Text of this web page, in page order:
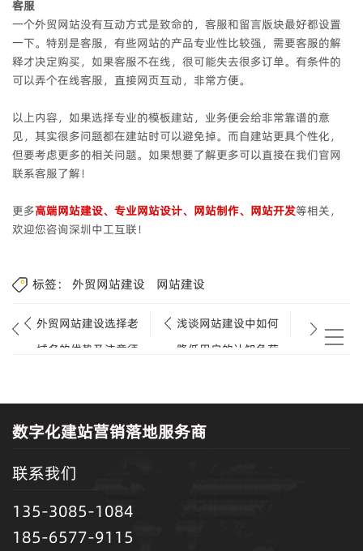
客服
一个外贸网站没有互动方式是致命的，客服和留言版块最好都设置
一下。特别是客服，有些网站的产品专业性比较强，需要客服的解
释才决定购买，如果客服不在线，很可能失去很多订单。有条件的
可以弄个在线客服，直接网页互动，非常方便。
以上内容，如果选择专业的模板建站，业务便会给非常靠谱的意
见，其实很多问题都在建站时可以避免掉。而自建站更具个性化，
但要考虑更多的相关问题。如果想要了解更多可以直接在我们官网
联系客服了解！
更多高端网站建设、专业网站设计、网站制作、网站开发等相关，
欢迎您咨询深圳中工互联！
标签： 外贸网站建设 网站建设
外贸网站建设选择老
域名的优势及注意须
浅谈网站建设中如何
降低用户的认知负荷.
数字化建站营销落地服务商
联系我们
135-3085-1084
185-6577-9115